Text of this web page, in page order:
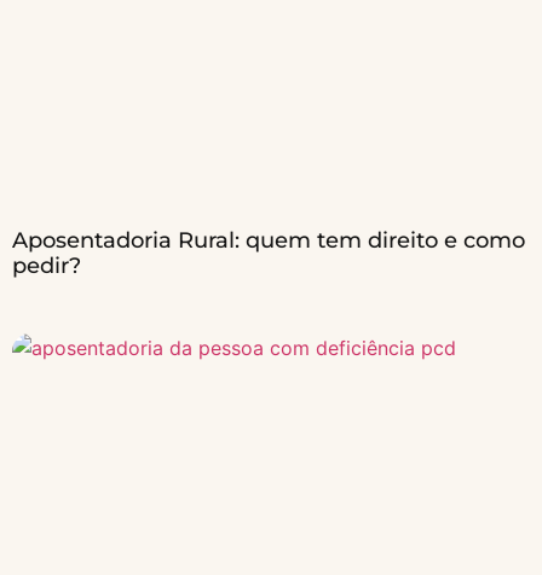
Aposentadoria Rural: quem tem direito e como
pedir?